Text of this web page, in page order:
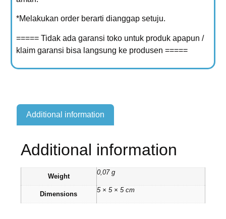
*Melakukan order berarti dianggap setuju.
===== Tidak ada garansi toko untuk produk apapun /
klaim garansi bisa langsung ke produsen =====
Additional information
Additional information
Weight
0,07 g
Dimensions
5 × 5 × 5 cm